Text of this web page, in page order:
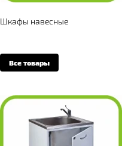
Шкафы навесные
Все товары